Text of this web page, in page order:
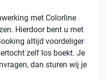
met Colorline
Hierdoor bent u met
altijd voordeliger
zelf los boekt. Je
dan sturen wij je